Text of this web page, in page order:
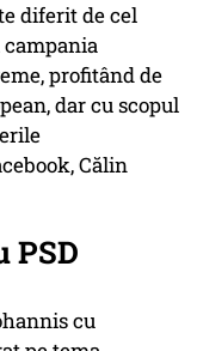
diferit de cel
profitând de
dar cu scopul
Călin
PSD
cu